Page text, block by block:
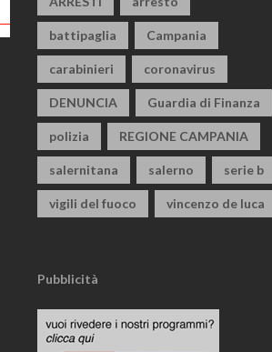
battipaglia Campania
carabinieri coronavirus
DENUNCIA Guardia di Finanza
polizia REGIONE CAMPANIA
salernitana salerno serie b
vigili del fuoco vincenzo de luca
Pubblicità